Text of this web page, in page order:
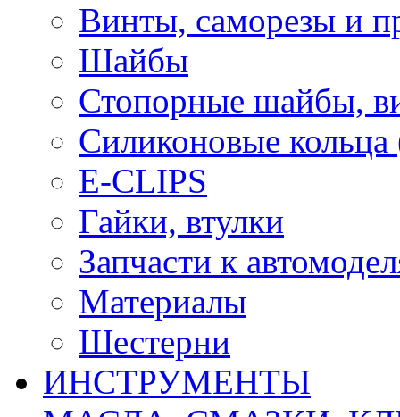
Винты, саморезы и
Шайбы
Стопорные шайбы,
Силиконовые
E-CLIPS
Гайки, втулки
Запчасти к
Материалы
Шестерни
ИНСТРУМЕНТЫ